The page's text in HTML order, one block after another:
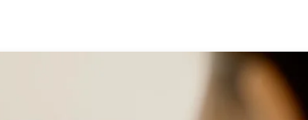
mit eventwerbung, die deine marke